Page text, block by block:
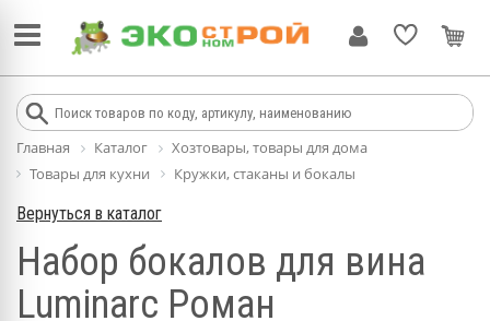
Главная Каталог
Хозтовары, товары для дома
Товары для кухни
Кружки, стаканы и бокалы
Вернуться в каталог
Набор бокалов для вина
Luminarc Роман